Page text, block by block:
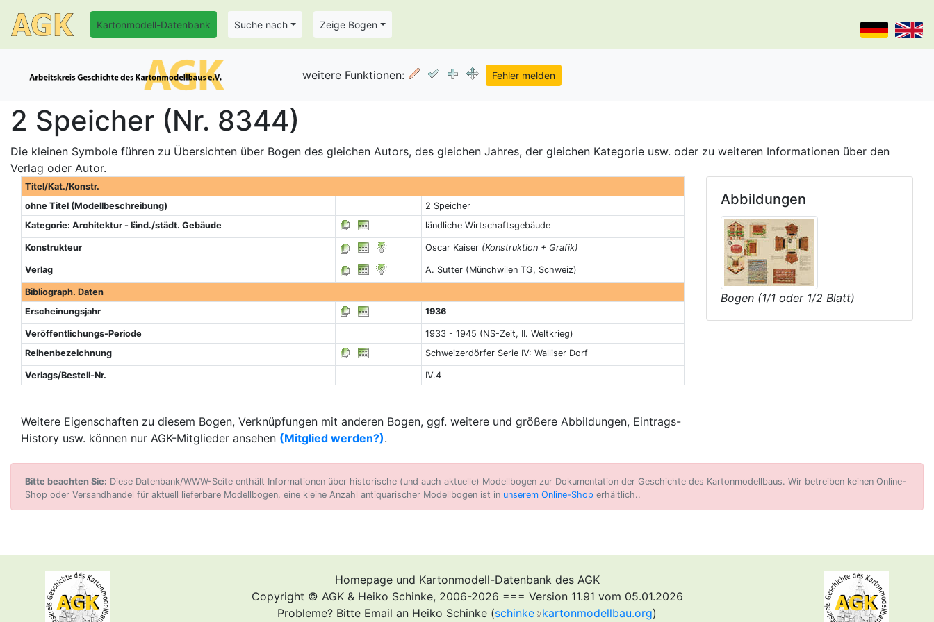
Kartonmodell-Datenbank Suche nach Zeige Bogen
weitere Funktionen:
2 Speicher (Nr. 8344)
Die kleinen Symbole führen zu Übersichten über Bogen des gleichen Autors, des gleichen Jahres, der gleichen Kategorie usw. oder zu weiteren Informationen über den
Verlag oder Autor.
Titel/Kat./Konstr.
ohne Titel (Modellbeschreibung)
2 Speicher
Kategorie: Architektur - länd./städt. Gebäude
ländliche Wirtschaftsgebäude
Konstrukteur Oscar Kaiser (Konstruktion + Grafik)
Verlag A. Sutter (Münchwilen TG, Schweiz)
Bibliograph. Daten
Erscheinungsjahr
1936
Veröffentlichungs-Periode
1933 - 1945 (NS-Zeit, II. Weltkrieg)
Reihenbezeichnung
Schweizerdörfer Serie IV: Walliser Dorf
Verlags/Bestell-Nr. IV.4
Weitere Eigenschaften zu diesem Bogen, Verknüpfungen mit anderen Bogen, ggf. weitere und größere Abbildungen, Eintrags-
History usw. können nur AGK-Mitglieder ansehen (Mitglied werden?).
Abbildungen
Bogen (1/1 oder 1/2 Blatt)
Bitte beachten Sie: Diese Datenbank/WWW-Seite enthält Informationen über historische (und auch aktuelle) Modellbogen zur Dokumentation der Geschichte des Kartonmodellbaus. Wir betreiben keinen Online-
Shop oder Versandhandel für aktuell lieferbare Modellbogen, eine kleine Anzahl antiquarischer Modellbogen ist in unserem Online-Shop erhältlich..
Homepage und Kartonmodell-Datenbank des AGK
Copyright © AGK & Heiko Schinke, 2006-2026 === Version 11.91 vom 05.01.2026
Probleme? Bitte Email an Heiko Schinke (schinke kartonmodellbau.org)